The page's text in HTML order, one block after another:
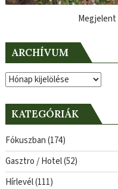
Megjelent
ARCHÍVUM
Archívum
KATEGÓRIÁK
Fókuszban(174)
Gasztro / Hotel(52)
Hírlevél(111)